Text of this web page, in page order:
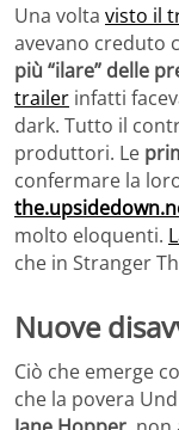
Una volta visto il
avevano creduto
più “ilare” delle
trailer infatti
dark. Tutto il
produttori. Le
confermare la
molto eloquenti.
che in Stranger
Nuove
Ciò che emerge
che la povera